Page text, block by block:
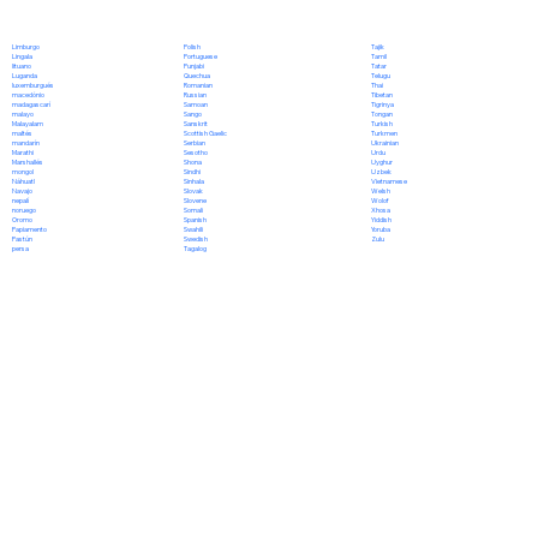
Limburgo
Lingala
lituano
Luganda
luxemburgués
macedónio
madagascarí
malayo
Malayalam
maltés
mandarín
Marathi
Marshallés
mongol
Náhuatl
Navajo
nepalí
noruego
Oromo
Papiamento
Pastún
persa
Polish
Portuguese
Punjabi
Quechua
Romanian
Russian
Samoan
Sango
Sanskrit
Scottish Gaelic
Serbian
Sesotho
Shona
Sindhi
Sinhala
Slovak
Slovene
Somali
Spanish
Swahili
Swedish
Tagalog
Tajik
Tamil
Tatar
Telugu
Thai
Tibetan
Tigrinya
Tongan
Turkish
Turkmen
Ukrainian
Urdu
Uyghur
Uzbek
Vietnamese
Welsh
Wolof
Xhosa
Yiddish
Yoruba
Zulu